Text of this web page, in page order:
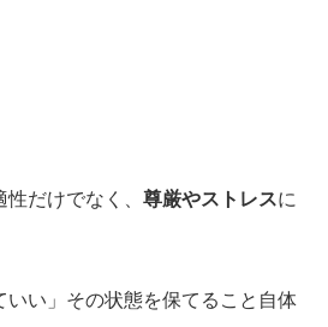
性だけでなく、尊厳やストレスに
いい」その状態を保てること自体